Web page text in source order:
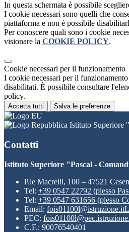
In questa schermata è possibile
I cookie necessari sono quelli che
piattaforma e non è possibile
Per conoscere quali sono i cookie
visionare la COOKIE POLICY.
Cookie necessari per il funzionamento
I cookie necessari per il funzionamento
disabilitati. È possibile consultare
policy.
Accetta tutti Salva le preferenze
Istituto Superiore
Contatti
Istituto Superiore "Pascal -
P.le Macrelli, 100 – 47521
Tel: +39 0547 22792 (plesso
Tel: +39 0547 631656 (plesso
Email: fois01100l@istruzione.it
PEC:
C.F.: 90076540401